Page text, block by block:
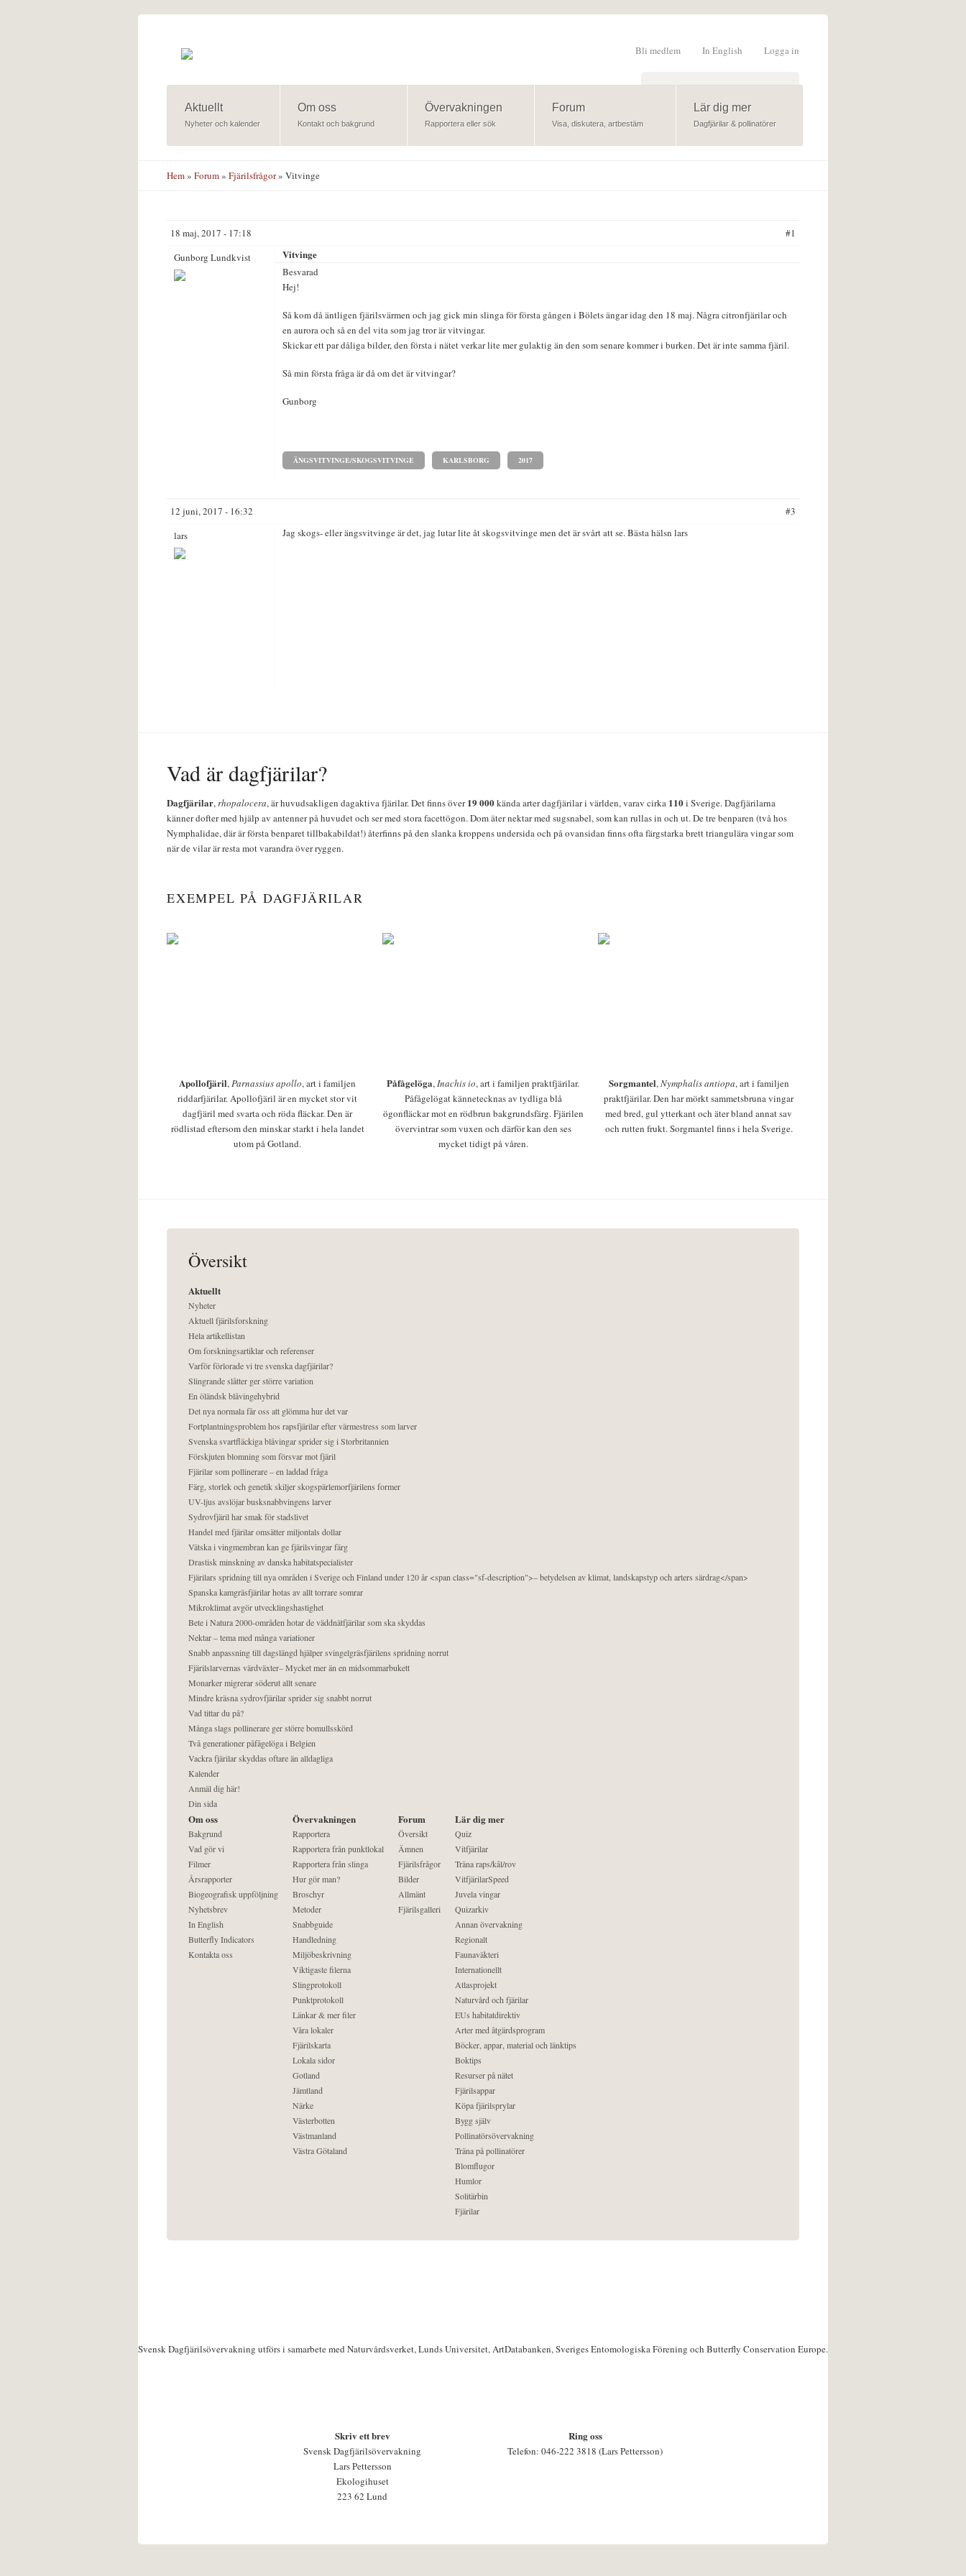
Logga in
In English
Bli medlem
Sökformulär
Aktuellt
Nyheter och kalender
Om oss
Kontakt och bakgrund
Övervakningen
Rapportera eller sök
Forum
Visa, diskutera, artbestäm
Lär dig mer
Dagfjärilar & pollinatörer
Hem» Forum» Fjärilsfrågor» Vitvinge
18 maj, 2017 - 17:18
#1
Gunborg Lundkvist
Vitvinge
Besvarad
Hej!
Så kom då äntligen fjärilsvärmen och jag gick min slinga för första gången i Bölets ängar idag den 18 maj. Några citronfjärilar och
en aurora och så en del vita som jag tror är vitvingar.
Skickar ett par dåliga bilder, den första i nätet verkar lite mer gulaktig än den som senare kommer i burken. Det är inte samma fjäril.
Så min första fråga är då om det är vitvingar?
Gunborg
ÄNGSVITVINGE/SKOGSVITVINGE KARLSBORG 2017
12 juni, 2017 - 16:32
#3
lars
Jag skogs- eller ängsvitvinge är det, jag lutar lite åt skogsvitvinge men det är svårt att se. Bästa hälsn lars
Vad är dagfjärilar?
Dagfjärilar,rhopalocera, är huvudsakligen dagaktiva fjärilar. Det finns över19 000kända arter dagfjärilar i världen, varav cirka 110i Sverige. Dagfjärilarna
känner dofter med hjälp av antenner på huvudet och ser med stora facettögon. Dom äter nektar med sugsnabel, som kan rullas in och ut. De tre benparen (två hos
Nymphalidae, där är första benparet tillbakabildat!) återfinns på den slanka kroppens undersida och på ovansidan finns ofta färgstarka brett triangulära vingar som
när de vilar är resta mot varandra över ryggen.
EXEMPEL PÅ DAGFJÄRILAR
Apollofjäril,Parnassius apollo, art i familjen
riddarfjärilar. Apollofjäril är en mycket stor vit
dagfjäril med svarta och röda fläckar. Den är
rödlistad eftersom den minskar starkt i hela landet
utom på Gotland.
Påfågelöga,Inachis io, art i familjen praktfjärilar.
Påfågelögat kännetecknas av tydliga blå
ögonfläckar mot en rödbrun bakgrundsfärg. Fjärilen
övervintrar som vuxen och därför kan den ses
mycket tidigt på våren.
Sorgmantel,Nymphalis antiopa, art i familjen
praktfjärilar. Den har mörkt sammetsbruna vingar
med bred, gul ytterkant och äter bland annat sav
och rutten frukt. Sorgmantel finns i hela Sverige.
Översikt
Aktuellt
Nyheter
Aktuell fjärilsforskning
Hela artikellistan
Om forskningsartiklar och referenser
Varför förlorade vi tre svenska dagfjärilar?
Slingrande slåtter ger större variation
En öländsk blåvingehybrid
Det nya normala får oss att glömma hur det var
Fortplantningsproblem hos rapsfjärilar efter värmestress som larver
Svenska svartfläckiga blåvingar sprider sig i Storbritannien
Förskjuten blomning som försvar mot fjäril
Fjärilar som pollinerare – en laddad fråga
Färg, storlek och genetik skiljer skogspärlemorfjärilens former
UV-ljus avslöjar busksnabbvingens larver
Sydrovfjäril har smak för stadslivet
Handel med fjärilar omsätter miljontals dollar
Vätska i vingmembran kan ge fjärilsvingar färg
Drastisk minskning av danska habitatspecialister
Fjärilars spridning till nya områden i Sverige och Finland under 120 år <span class="sf-description">– betydelsen av klimat, landskapstyp och arters särdrag</span>
Spanska kamgräsfjärilar hotas av allt torrare somrar
Mikroklimat avgör utvecklingshastighet
Bete i Natura 2000-områden hotar de väddnätfjärilar som ska skyddas
Nektar – tema med många variationer
Snabb anpassning till dagslängd hjälper svingelgräsfjärilens spridning norrut
Fjärilslarvernas värdväxter– Mycket mer än en midsommarbukett
Monarker migrerar söderut allt senare
Mindre kräsna sydrovfjärilar sprider sig snabbt norrut
Vad tittar du på?
Många slags pollinerare ger större bomullsskörd
Två generationer påfågelöga i Belgien
Vackra fjärilar skyddas oftare än alldagliga
Kalender
Anmäl dig här!
Din sida
Om oss
Bakgrund
Vad gör vi
Filmer
Årsrapporter
Biogeografisk uppföljning
Nyhetsbrev
In English
Butterfly Indicators
Kontakta oss
Övervakningen
Rapportera
Rapportera från punktlokal
Rapportera från slinga
Hur gör man?
Broschyr
Metoder
Snabbguide
Handledning
Miljöbeskrivning
Viktigaste filerna
Slingprotokoll
Punktprotokoll
Länkar & mer filer
Våra lokaler
Fjärilskarta
Lokala sidor
Gotland
Jämtland
Närke
Västerbotten
Västmanland
Västra Götaland
Forum
Översikt
Ämnen
Fjärilsfrågor
Bilder
Allmänt
Fjärilsgalleri
Lär dig mer
Quiz
Vitfjärilar
Träna raps/kål/rov
VitfjärilarSpeed
Juvela vingar
Quizarkiv
Annan övervakning
Regionalt
Faunaväkteri
Internationellt
Atlasprojekt
Naturvård och fjärilar
EUs habitatdirektiv
Arter med åtgärdsprogram
Böcker, appar, material och länktips
Boktips
Resurser på nätet
Fjärilsappar
Köpa fjärilsprylar
Bygg själv
Pollinatörsövervakning
Träna på pollinatörer
Blomflugor
Humlor
Solitärbin
Fjärilar
Svensk Dagfjärilsövervakning utförs i samarbete med Naturvårdsverket, Lunds Universitet, ArtDatabanken, Sveriges Entomologiska Förening och Butterfly Conservation Europe.
Skriv ett brev
Svensk Dagfjärilsövervakning
Lars Pettersson
Ekologihuset
223 62 Lund
Ring oss
Telefon: 046-222 3818 (Lars Pettersson)